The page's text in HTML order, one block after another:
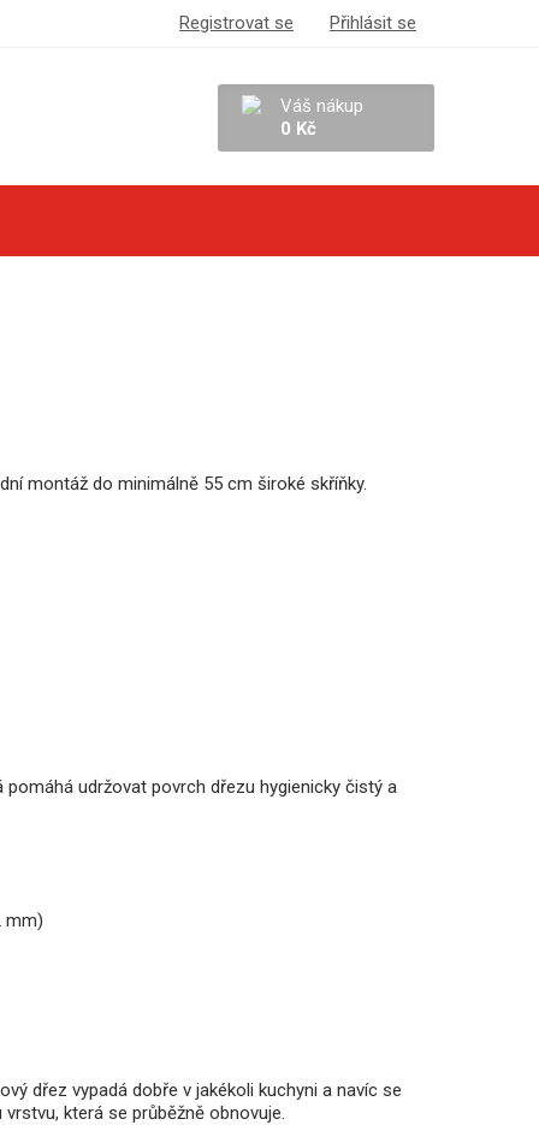
Registrovat se Přihlásit se
Váš nákup
0 Kč
montáž do minimálně 55 cm široké skříňky.
udržovat povrch dřezu hygienicky čistý a
mm)
dřez vypadá dobře v jakékoli kuchyni a navíc se
která se průběžně obnovuje.